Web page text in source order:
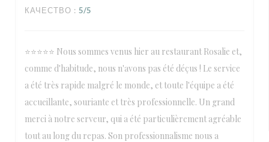
КАЧЕСТВО : 5/5
⭐⭐⭐⭐⭐ Nous sommes venus hier au restaurant Rosalie et,
comme d'habitude, nous n'avons pas été déçus ! Le service
a été très rapide malgré le monde, et toute l'équipe a été
accueillante, souriante et très professionnelle. Un grand
merci à notre serveur, qui a été particulièrement agréable
tout au long du repas. Son professionnalisme nous a